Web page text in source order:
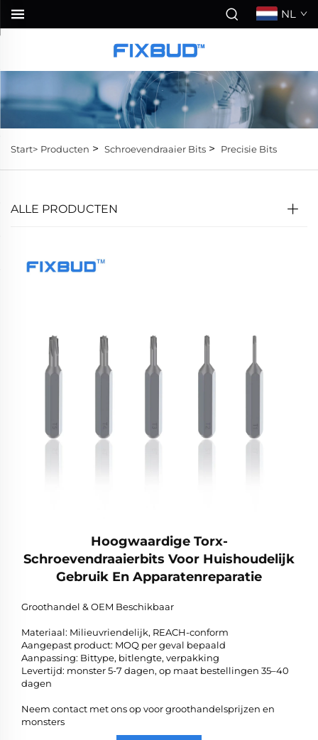
NL
Start> Producten > Schroevendraaier Bits > Precisie Bits
ALLE PRODUCTEN
Hoogwaardige Torx-
Schroevendraaierbits Voor Huishoudelijk
Gebruik En Apparatenreparatie
Groothandel & OEM Beschikbaar
Materiaal: Milieuvriendelijk, REACH-conform
Aangepast product: MOQ per geval bepaald
Aanpassing: Bittype, bitlengte, verpakking
Levertijd: monster 5-7 dagen, op maat bestellingen 35–40
dagen
Neem contact met ons op voor groothandelsprijzen en
monsters